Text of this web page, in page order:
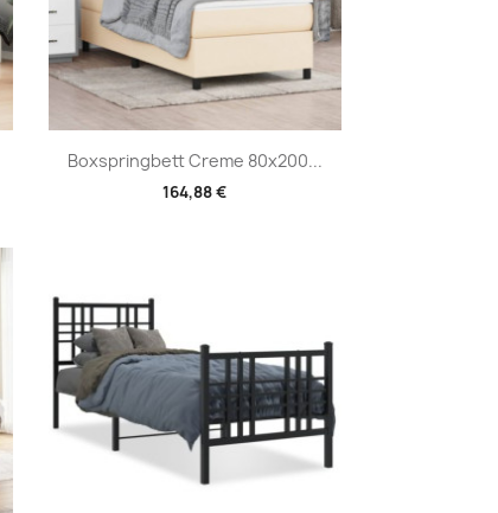
Boxspringbett Creme 80x200...
164,88 €
Vorschau